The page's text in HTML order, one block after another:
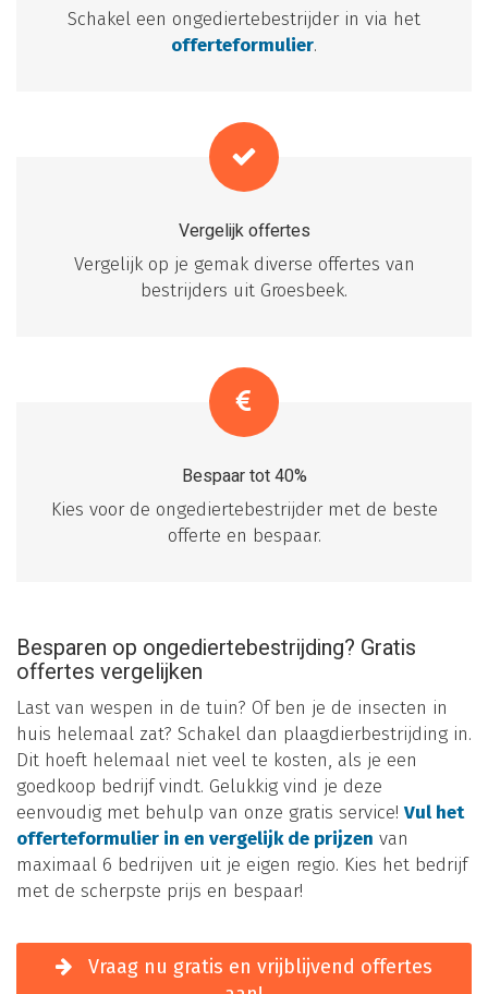
Schakel een ongediertebestrijder in via het
offerteformulier.
Vergelijk offertes
Vergelijk op je gemak diverse offertes van
bestrijders uit Groesbeek.
Bespaar tot 40%
Kies voor de ongediertebestrijder met de beste
offerte en bespaar.
Besparen op ongediertebestrijding? Gratis
offertes vergelijken
Last van wespen in de tuin? Of ben je de insecten in
huis helemaal zat? Schakel dan plaagdierbestrijding in.
Dit hoeft helemaal niet veel te kosten, als je een
goedkoop bedrijf vindt. Gelukkig vind je deze
eenvoudig met behulp van onze gratis service! Vul het
offerteformulier in en vergelijk de prijzen van
maximaal 6 bedrijven uit je eigen regio. Kies het bedrijf
met de scherpste prijs en bespaar!
Vraag nu gratis en vrijblijvend offertes